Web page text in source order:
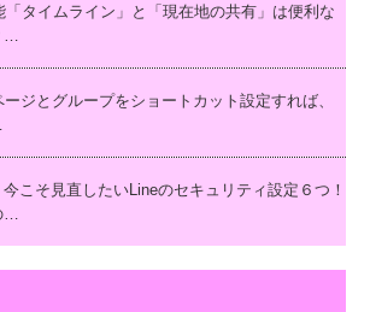
「タイムライン」と「現在地の共有」は便利な
ジとグループをショートカット設定すれば、
今こそ見直したいLineのセキュリティ設定６つ！